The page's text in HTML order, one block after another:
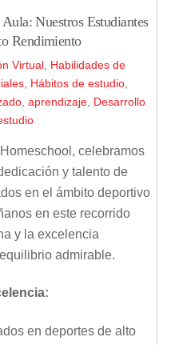
Nuestros Estudiantes
Rendimiento
Virtual Habilidades de
Hábitos de estudio
,aprendizaje Desarrollo
celebramos
y talento de
en el ámbito deportivo
en este recorrido
y la excelencia
admirable.
en deportes de alto